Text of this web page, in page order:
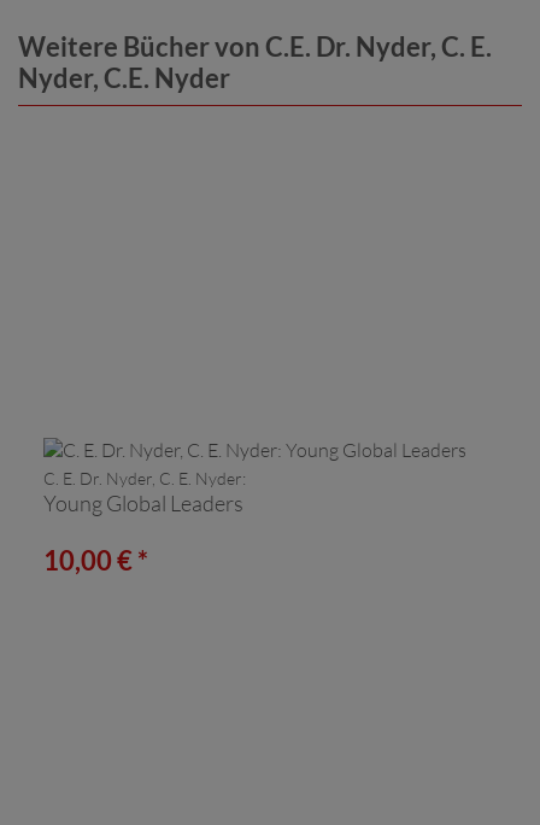
Weitere Bücher von C.E. Dr. Nyder, C. E.
Nyder, C.E. Nyder
C. E. Dr. Nyder, C. E. Nyder:
Young Global Leaders
10,00 € *